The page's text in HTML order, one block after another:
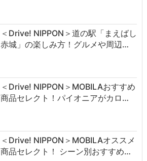
＜Drive! NIPPON＞道の駅「まえばし
赤城」の楽しみ方！グルメや周辺…
＜Drive! NIPPON＞MOBILAおすすめ
商品セレクト！パイオニアがカロ…
＜Drive! NIPPON＞MOBILAオススメ
商品セレクト！ シーン別おすすめ…